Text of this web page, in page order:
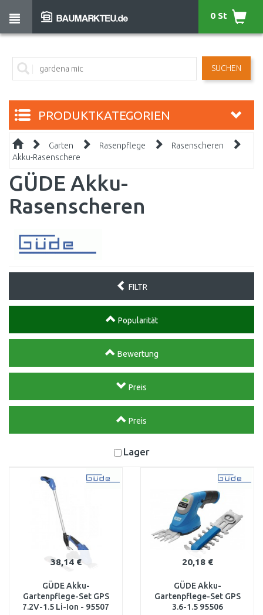
SUCHEN
0 St
PRODUKTKATEGORIEN
Garten Rasenpflege
Rasenscheren
Akku-Rasenschere
GÜDE Akku-
Rasenscheren
FILTR
Popularität
Bewertung
Preis
Preis
Lager
38,14 €
GÜDE Akku-
Gartenpflege-Set GPS
7.2V-1.5 Li-Ion - 95507
20,18 €
GÜDE Akku-
Gartenpflege-Set GPS
3.6-1.5 95506